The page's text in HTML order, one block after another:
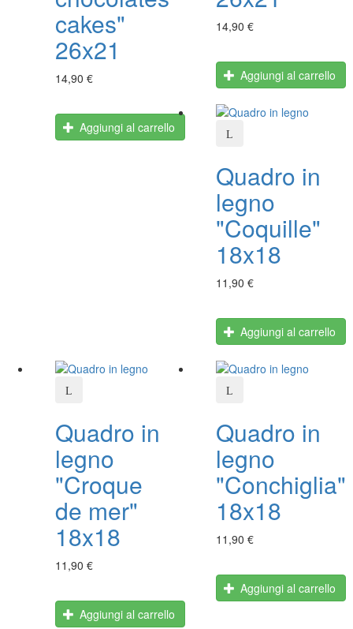
cakes"
26x21
14,90 €
Aggiungi al carrello
14,90 €
Aggiungi al carrello
Quadro in
legno
"Coquille"
18x18
11,90 €
Aggiungi al carrello
Quadro in
legno
"Croque
de mer"
18x18
11,90 €
Aggiungi al carrello
Quadro in
legno
"Conchiglia"
18x18
11,90 €
Aggiungi al carrello